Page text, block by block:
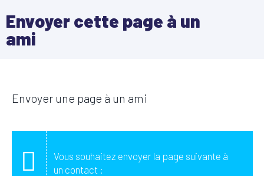
Envoyer cette page à un
ami
Envoyer une page à un ami
Vous souhaitez envoyer la page suivante à
un contact :